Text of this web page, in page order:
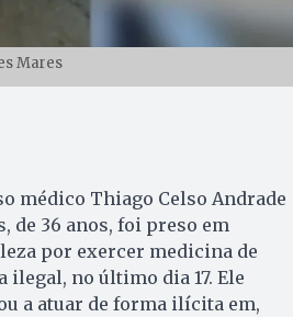
Mares
médico Thiago Celso Andrade
de 36 anos, foi preso em
por exercer medicina de
ilegal, no último dia 17. Ele
a atuar de forma ilícita em,